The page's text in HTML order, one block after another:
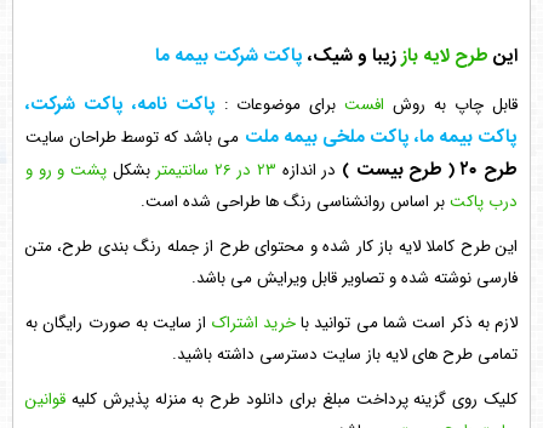
این طرح لایه باززیبا و شیک، پاکت شرکت بیمه ما
قابل چاپ به روش افست برای موضوعات : پاکت نامه، پاکت شرکت،
پاکت بیمه ما، پاکت ملخی بیمه ملت می باشد که توسط طراحان سایت
طرح ۲۰ ( طرح بیست ) در اندازه 23 در 26 سانتیمتر بشکلپشت و رو و
درب پاکتبر اساس روانشناسی رنگ ها طراحی شده است.
این طرح کاملا لایه باز کار شده و محتوای طرح از جمله رنگ بندی طرح، متن
فارسی نوشته شده و تصاویر قابل ویرایش می باشد.
لازم به ذکر است شما می توانید باخرید اشتراک از سایت به صورت رایگان به
تمامی طرح های لایه باز سایت دسترسی داشته باشید.
کلیک روی گزینه پرداخت مبلغ برای دانلود طرح به منزله پذیرش کلیه قوانین